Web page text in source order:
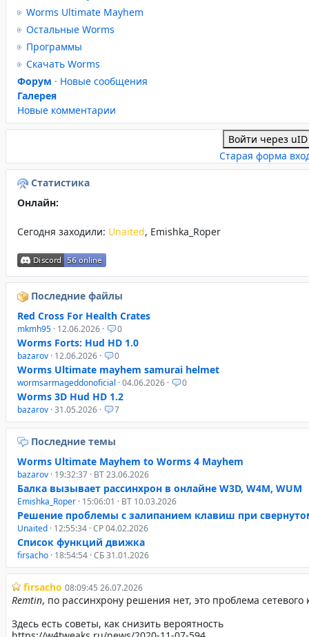
Worms Ultimate Mayhem
Остальные Worms
Программы
Скачать Worms
Форум · Новые сообщения
Галерея
Новые комментарии
Войти через uID
Старая форма
Статистика
Онлайн:
Сегодня заходили: Unaited, Emishka_Roper
Последние файлы
Red Cross For Health Crates
mkmh95 · 12.06.2026 · 0
Worms Forts: Hud HD 1.0
bazarov · 12.06.2026 · 0
Worms Ultimate mayhem samurai helmet
wormsarmageddonoficial · 04.06.2026 · 0
Worms 3D Hud HD 1.2
bazarov · 31.05.2026 · 7
Последние темы
Worms Ultimate Mayhem to Worms 4 Mayhem
bazarov · 19:32:37 · ВТ 23.06.2026
Балка вызывает рассинхрон в онлайне W3D, W4M, WUM
Emishka_Roper · 15:06:01 · ВТ 10.03.2026
Решение проблемы с залипанием клавиш при
Unaited · 12:55:34 · СР 04.02.2026
Список функций движка
firsacho · 18:54:54 · СБ 31.01.2026